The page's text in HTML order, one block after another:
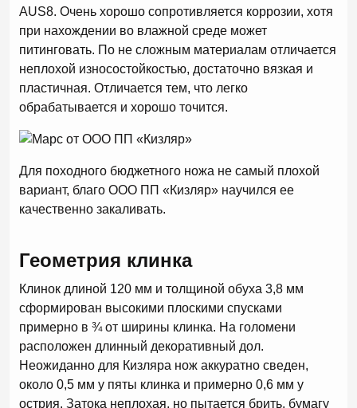
AUS8. Очень хорошо сопротивляется коррозии, хотя
при нахождении во влажной среде может
питинговать. По не сложным материалам отличается
неплохой износостойкостью, достаточно вязкая и
пластичная. Отличается тем, что легко
обрабатывается и хорошо точится.
Для походного бюджетного ножа не самый плохой
вариант, благо ООО ПП «Кизляр» научился ее
качественно закаливать.
Геометрия клинка
Клинок длиной 120 мм и толщиной обуха 3,8 мм
сформирован высокими плоскими спусками
примерно в ¾ от ширины клинка. На голомени
расположен длинный декоративный дол.
Неожиданно для Кизляра нож аккуратно сведен,
около 0,5 мм у пяты клинка и примерно 0,6 мм у
острия. Затока неплохая, но пытается брить, бумагу